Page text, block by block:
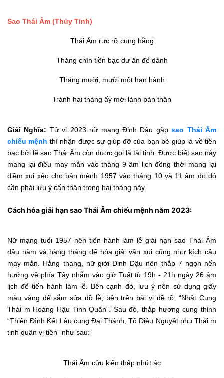
Sao Thái Âm (Thủy Tinh)
Thái Âm rực rỡ cung hằng
Tháng chín tiền bạc dư ăn để dành
Tháng mười, mười một hạn hành
Tránh hai tháng ấy mới lành bản thân
Giải Nghĩa: Tử vi 2023 nữ mạng Đinh Dậu gặpsao Thái Âm
chiếu mệnh thì nhận được sự giúp đỡ của bạn bè giúp là về tiền
bạc bởi lẽ sao Thái Âm còn được gọi là tài tinh. Được biết sao này
mang lại điều may mắn vào tháng 9 âm lịch đồng thời mang lại
điềm xui xẻo cho bản mệnh 1957 vào tháng 10 và 11 âm do đó
cần phải lưu ý cẩn thận trong hai tháng này.
Cách hóa giải hạn sao Thái Âm chiếu mệnh năm 2023:
Nữ mạng tuổi 1957 nên tiến hành làm lễ giải hạn sao Thái Âm
đầu năm và hàng tháng để hóa giải vận xui cũng như kích cầu
may mắn. Hằng tháng, nữ giới Đinh Dậu nên thắp 7 ngọn nến
hướng về phía Tây nhằm vào giờ Tuất từ 19h - 21h ngày 26 âm
lịch để tiến hành làm lễ. Bên cạnh đó, lưu ý nên sử dụng giấy
màu vàng để sắm sửa đồ lễ, bên trên bài vị đề rõ: “Nhật Cung
Thái m Hoàng Hậu Tinh Quân”. Sau đó, thắp hương cung thỉnh
“Thiên Đình Kết Lâu cung Đại Thánh, Tổ Diệu Nguyệt phu Thái m
tinh quân vị tiền” như sau:
Thái Âm cửu kiến thập nhứt ác